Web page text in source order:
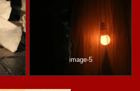
image-5